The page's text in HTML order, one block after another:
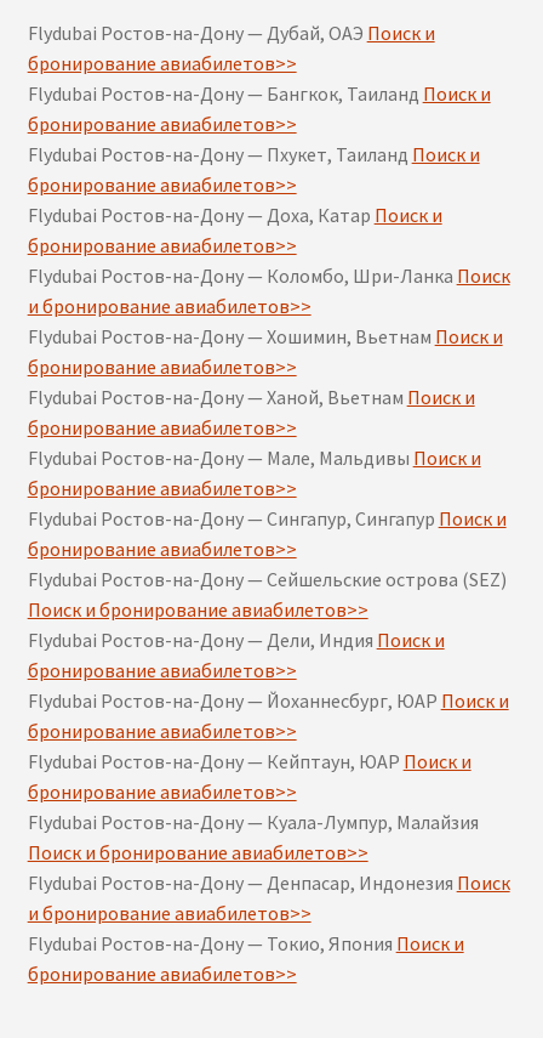
Flydubai Ростов-на-Дону — Дубай, ОАЭ Поиск и
бронирование авиабилетов>>
Flydubai Ростов-на-Дону — Бангкок, Таиланд Поиск и
бронирование авиабилетов>>
Flydubai Ростов-на-Дону — Пхукет, Таиланд Поиск и
бронирование авиабилетов>>
Flydubai Ростов-на-Дону — Доха, Катар Поиск и
бронирование авиабилетов>>
Flydubai Ростов-на-Дону — Коломбо, Шри-Ланка Поиск
и бронирование авиабилетов>>
Flydubai Ростов-на-Дону — Хошимин, Вьетнам Поиск и
бронирование авиабилетов>>
Flydubai Ростов-на-Дону — Ханой, Вьетнам Поиск и
бронирование авиабилетов>>
Flydubai Ростов-на-Дону — Мале, Мальдивы Поиск и
бронирование авиабилетов>>
Flydubai Ростов-на-Дону — Сингапур, Сингапур Поиск и
бронирование авиабилетов>>
Flydubai Ростов-на-Дону — Сейшельские острова (SEZ)
Поиск и бронирование авиабилетов>>
Flydubai Ростов-на-Дону — Дели, Индия Поиск и
бронирование авиабилетов>>
Flydubai Ростов-на-Дону — Йоханнесбург, ЮАР Поиск и
бронирование авиабилетов>>
Flydubai Ростов-на-Дону — Кейптаун, ЮАР Поиск и
бронирование авиабилетов>>
Flydubai Ростов-на-Дону — Куала-Лумпур, Малайзия
Поиск и бронирование авиабилетов>>
Flydubai Ростов-на-Дону — Денпасар, Индонезия Поиск
и бронирование авиабилетов>>
Flydubai Ростов-на-Дону — Токио, Япония Поиск и
бронирование авиабилетов>>